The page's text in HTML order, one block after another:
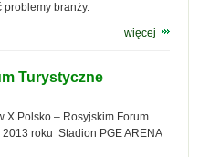
problemy branży.
więcej
Turystyczne
X Polsko – Rosyjskim Forum
roku Stadion PGE ARENA